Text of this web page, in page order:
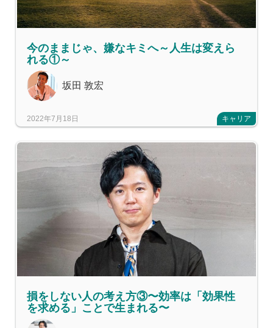
今のままじゃ、嫌なキミへ～人生は変えら
れる①～
坂田 敦宏
2022年7月18日 キャリア
損をしない人の考え方③〜効率は「効果性
を求める」ことで生まれる〜